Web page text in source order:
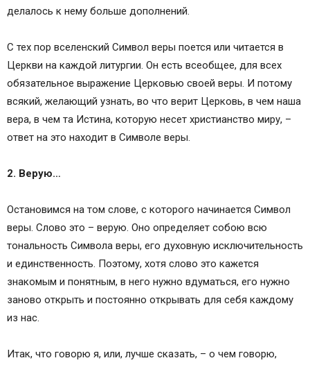
делалось к нему больше дополнений.
С тех пор вселенский Символ веры поется или читается в
Церкви на каждой литургии. Он есть всеобщее, для всех
обязательное выражение Церковью своей веры. И потому
всякий, желающий узнать, во что верит Церковь, в чем наша
вера, в чем та Истина, которую несет христианство миру, –
ответ на это находит в Символе веры.
2. Верую…
Остановимся на том слове, с которого начинается Символ
веры. Слово это – верую. Оно определяет собою всю
тональность Символа веры, его духовную исключительность
и единственность. Поэтому, хотя слово это кажется
знакомым и понятным, в него нужно вдуматься, его нужно
заново открыть и постоянно открывать для себя каждому
из нас.
Итак, что говорю я, или, лучше сказать, – о чем говорю,